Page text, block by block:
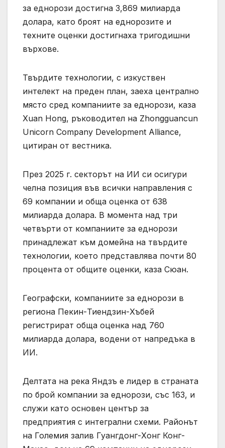
за еднорози достигна 3,869 милиарда
долара, като броят на еднорозите и
техните оценки достигнаха тригодишни
върхове.
Твърдите технологии, с изкуствен
интелект на преден план, заеха централно
място сред компаниите за еднорози, каза
Xuan Hong, ръководител на Zhongguancun
Unicorn Company Development Alliance,
цитиран от вестника.
През 2025 г. секторът на ИИ си осигури
челна позиция във всички направления с
69 компании и обща оценка от 638
милиарда долара. В момента над три
четвърти от компаниите за еднорози
принадлежат към домейна на твърдите
технологии, което представлява почти 80
процента от общите оценки, каза Сюан.
Географски, компаниите за еднорози в
региона Пекин-Тиендзин-Хъбей
регистрират обща оценка над 760
милиарда долара, водени от напредъка в
ИИ.
Делтата на река Яндзъ е лидер в страната
по брой компании за еднорози, със 163, и
служи като основен център за
предприятия с интегрални схеми. Районът
на Големия залив Гуангдонг-Хонг Конг-